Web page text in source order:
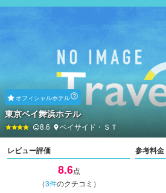
オフィシャルホテル
東京ベイ舞浜ホテル
8.6 ベイサイド・ＳＴ
レビュー評価
8.6点
（3件のクチコミ）
参考料金